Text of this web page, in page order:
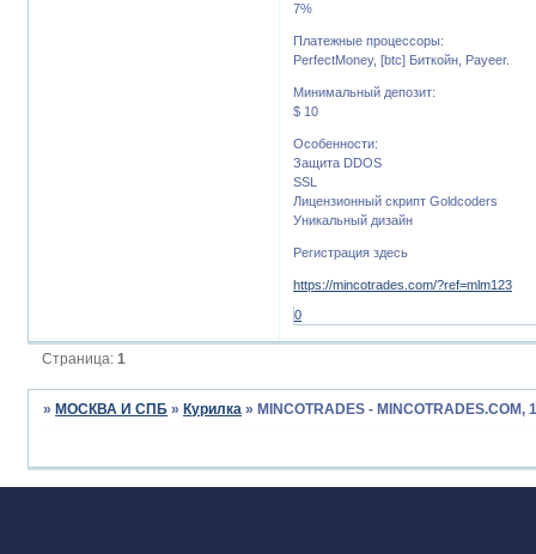
7%
Платежные процессоры:
PerfectMoney, [btc] Биткойн, Payeer.
Минимальный депозит:
$ 10
Особенности:
Защита DDOS
SSL
Лицензионный скрипт Goldcoders
Уникальный дизайн
Регистрация здесь
https://mincotrades.com/?ref=mlm123
0
Страница:1
» МОСКВА И СПБ » Курилка » MINCOTRADES -